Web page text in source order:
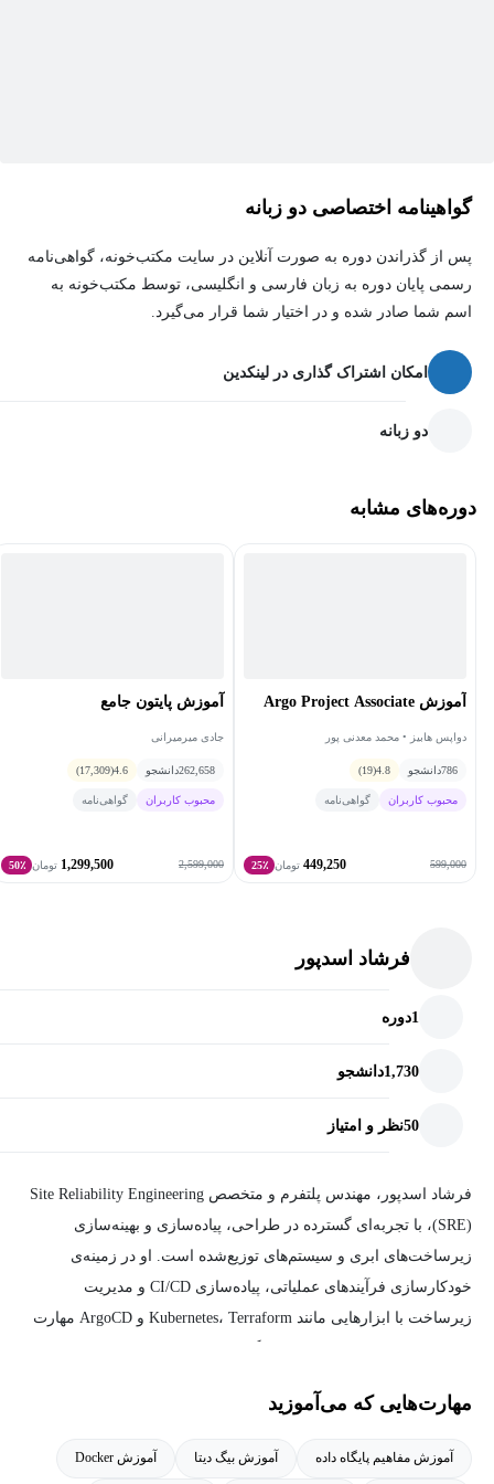
گواهینامه اختصاصی دو زبانه
پس از گذراندن دوره به صورت آنلاین در سایت مکتب‌خونه، گواهی‌نامه
رسمی پایان دوره به زبان فارسی و انگلیسی، توسط مکتب‌خونه به
اسم شما صادر شده و در اختیار شما قرار می‌گیرد.
امکان اشتراک گذاری در لینکدین
دو زبانه
دوره‌های مشابه
آموزش Argo Project Associate
دواپس هابیز • محمد معدنی پور
786دانشجو 4.8
(19)
محبوب کاربران گواهی‌نامه
599,000
449,250 تومان 25٪
آموزش پایتون جامع
جادی میرمیرانی
262,658دانشجو 4.6
(17,309)
محبوب کاربران گواهی‌نامه
2,599,000
1,299,500 تومان 50٪
فرشاد اسدپور
1دوره
1,730دانشجو
50نظر و امتیاز
فرشاد اسدپور، مهندس پلتفرم و متخصص Site Reliability Engineering
(SRE)، با تجربه‌ای گسترده در طراحی، پیاده‌سازی و بهینه‌سازی
زیرساخت‌های ابری و سیستم‌های توزیع‌شده است. او در زمینه‌ی
خودکارسازی فرآیندهای عملیاتی، پیاده‌سازی CI/CD و مدیریت
زیرساخت با ابزارهایی مانند Kubernetes، Terraform و ArgoCD مهارت
افزایش پایداری سرویس‌ها کمک می‌کند. فرشاد با رویکردی مبتنی بر
مهارت‌هایی که می‌آموزید
آموزش مفاهیم پایگاه داده آموزش بیگ دیتا آموزش Docker